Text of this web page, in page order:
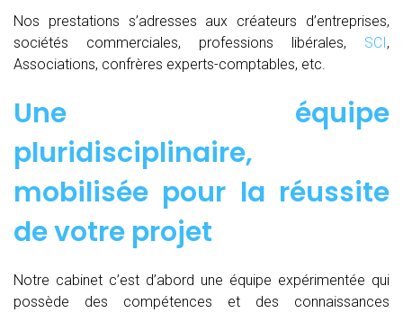
Nos prestations s’adresses aux créateurs d’entreprises,
sociétés commerciales, professions libérales, SCI,
Associations, confrères experts-comptables, etc.
Une équipe
pluridisciplinaire,
mobilisée pour la réussite
de votre projet
Notre cabinet c’est d’abord une équipe expérimentée qui
possède des compétences et des connaissances